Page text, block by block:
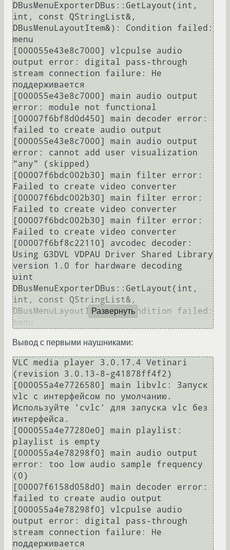
DBusMenuExporterDBus::GetLayout(int,
int, const QStringList&,
DBusMenuLayoutItem&): Condition failed:
menu
[000055e43e8c7000] vlcpulse audio
output error: digital pass-through
stream connection failure: Не
поддерживается
[000055e43e8c7000] main audio output
error: module not functional
[00007f6bf8d0d450] main decoder error:
failed to create audio output
[000055e43e8c7000] main audio output
error: cannot add user visualization
"any" (skipped)
[00007f6bdc002b30] main filter error:
Failed to create video converter
[00007f6bdc002b30] main filter error:
Failed to create video converter
[00007f6bdc002b30] main filter error:
Failed to create video converter
[00007f6bf8c22110] avcodec decoder:
Using G3DVL VDPAU Driver Shared Library
version 1.0 for hardware decoding
uint
DBusMenuExporterDBus::GetLayout(int,
int, const QStringList&,
DBusMenuLayoutItem&): Condition failed:
Развернуть
Вывод с первыми наушниками:
VLC media player 3.0.17.4 Vetinari
(revision 3.0.13-8-g41878ff4f2)
[000055a4e7726580] main libvlc: Запуск
vlc с интерфейсом по умолчанию.
Используйте 'cvlc' для запуска vlc без
интерфейса.
[000055a4e77280e0] main playlist:
playlist is empty
[000055a4e78298f0] main audio output
error: too low audio sample frequency
(0)
[00007f6158d058d0] main decoder error:
failed to create audio output
[000055a4e78298f0] vlcpulse audio
output error: digital pass-through
stream connection failure: Не
поддерживается